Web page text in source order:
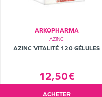
ARKOPHARMA
AZINC
AZINC VITALITÉ 120 GÉLULES
12,50€
ACHETER